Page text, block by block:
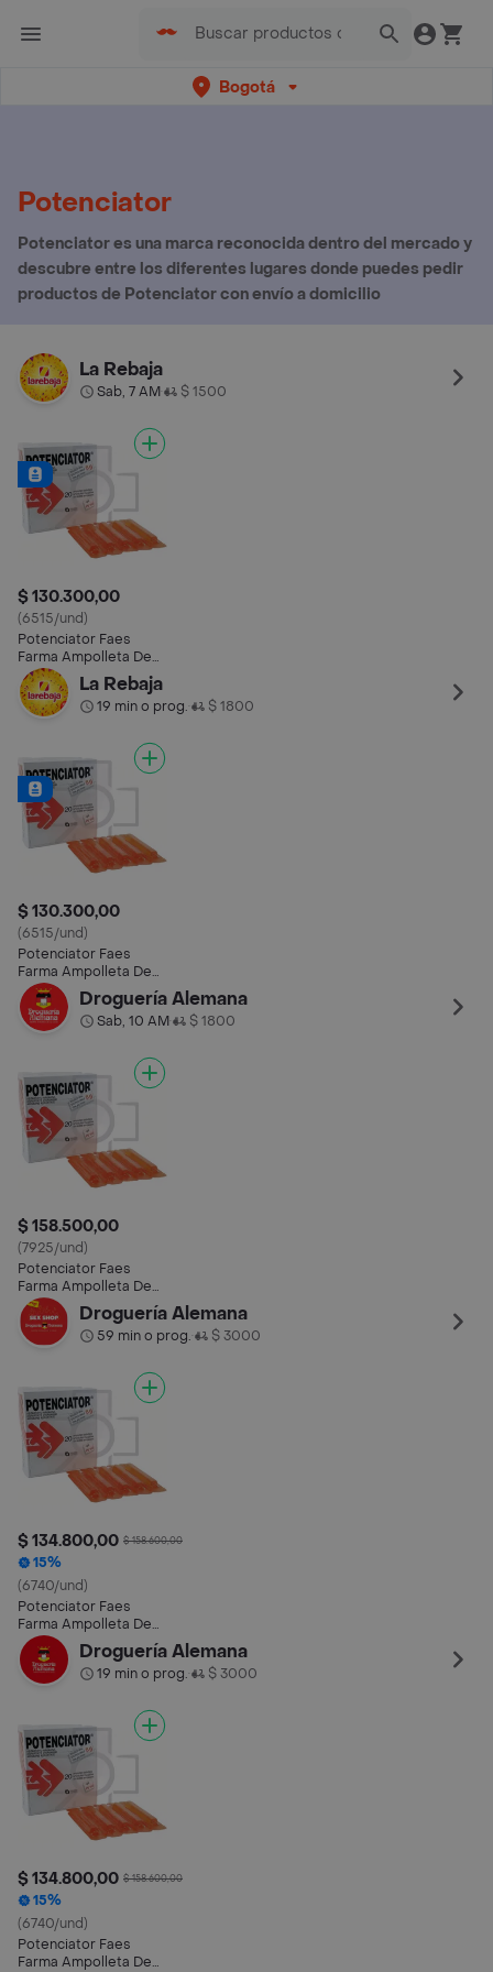
Bogotá
Potenciator
Potenciator es una marca reconocida dentro del mercado y
descubre entre los diferentes lugares donde puedes pedir
productos de Potenciator con envío a domicilio
La Rebaja
Sab, 7 AM• $ 1500
$ 130.300,00
(6515/und)
Potenciator Faes
Farma Ampolleta De
10 Ml
La Rebaja
19 min o prog.• $ 1800
$ 130.300,00
(6515/und)
Potenciator Faes
Farma Ampolleta De
10 Ml
Droguería Alemana
Sab, 10 AM• $ 1800
$ 158.500,00
(7925/und)
Potenciator Faes
Farma Ampolleta De
10 Ml
Droguería Alemana
59 min o prog.• $ 3000
$ 134.800,00 $ 158.600,00
15%
(6740/und)
Potenciator Faes
Farma Ampolleta De
10 Ml
Droguería Alemana
19 min o prog.• $ 3000
$ 134.800,00 $ 158.600,00
15%
(6740/und)
Potenciator Faes
Farma Ampolleta De